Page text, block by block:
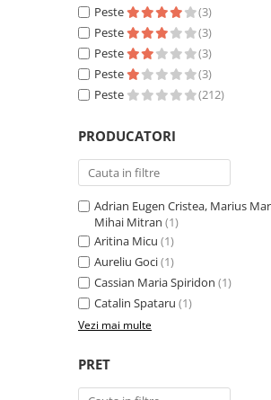
Contemporana
Non-fictiune
Publicistica / Reportaje / Interviuri
Stiinte umaniste
Sociologie si filozofie
Peste
(3)
Peste
(3)
Peste
(3)
Peste
(3)
Peste
(212)
PRODUCATORI
Adrian Eugen Cristea, Marius
Mihai Mitran (1)
Aritina Micu (1)
Aureliu Goci(1)
Cassian Maria Spiridon (1)
Catalin Spataru (1)
Vezi mai multe
PRET